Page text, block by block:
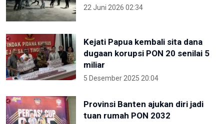
22 Juni 2026 02:34
Kejati Papua kembali sita dana
dugaan korupsi PON 20 senilai 5
miliar
5 Desember 2025 20:04
Provinsi Banten ajukan diri jadi
tuan rumah PON 2032